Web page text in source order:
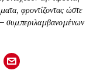
φροντίζοντας ώστε
συμπεριλαμβανομένων